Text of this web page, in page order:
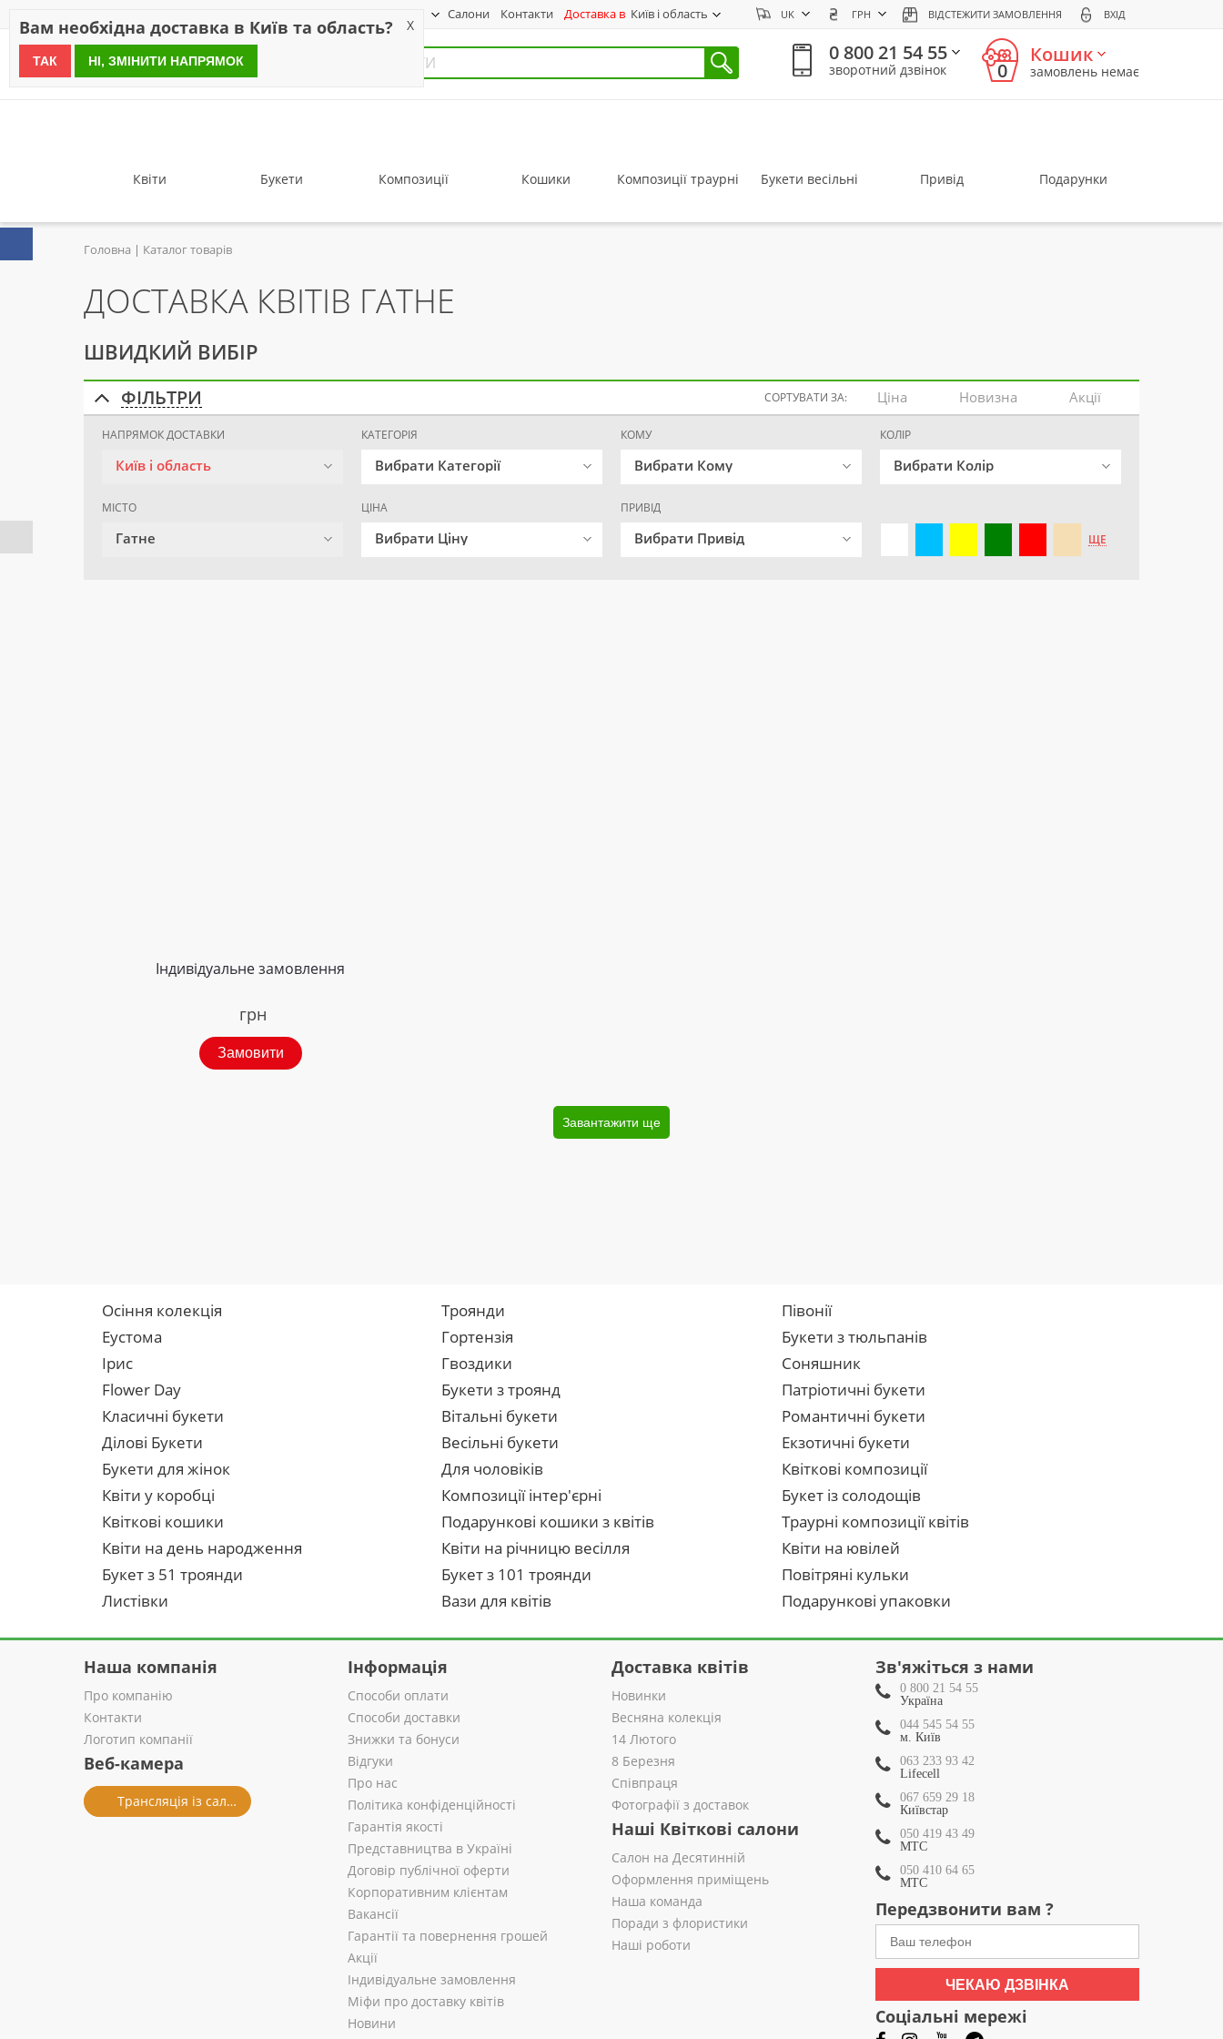
Салони Контакти Доставка в Київ і область UK ГРН ВІДСТЕЖИТИ ЗАМОВЛЕННЯ ВХІД
since 1999
0 800 21 54 55
зворотний дзвінок 0
Кошик
замовлень немає
Квіти Букети Композиції Кошики Композиції траурні Букети весільні Привід Подарунки
Головна Каталог товарів
ДОСТАВКА КВІТІВ ГАТНЕ
ШВИДКИЙ ВИБІР
ФІЛЬТРИ СОРТУВАТИ ЗА: Ціна Новизна Акції
НАПРЯМОК ДОСТАВКИ
Київ і область
КАТЕГОРІЯ
Вибрати Категорії
КОМУ
Вибрати Кому
КОЛІР
Вибрати Колір
МІСТО
Гатне
ЦІНА
Вибрати Ціну
ПРИВІД
Вибрати Привід ЩЕ
Індивідуальне замовлення
грн
Замовити
Завантажити ще
Осіння колекція Троянди
Півонії
Еустома
Гортензія
Букети з тюльпанів
Ірис
Гвоздики
Соняшник
Flower Day
Букети з троянд
Патріотичні букети
Класичні букети
Вітальні букети
Романтичні букети
Ділові Букети
Весільні букети
Екзотичні букети
Букети для жінок
Для чоловіків
Квіткові композиції
Квіти у коробці
Композиції інтер'єрні
Букет із солодощів
Квіткові кошики
Подарункові кошики з квітів
Траурні композиції квітів
Квіти на день народження
Квіти на річницю весілля
Квіти на ювілей
Букет з 51 троянди
Букет з 101 троянди
Повітряні кульки
Листівки
Вази для квітів Подарункові упаковки
Наша компанія
Про компанію
Контакти
Логотип компанії
Веб-камера
Трансляція із салону
Інформація
Способи оплати
Способи доставки
Знижки та бонуси
Відгуки
Про нас
Політика конфіденційності
Гарантія якості
Представництва в Україні
Договір публічної оферти
Корпоративним клієнтам
Вакансії
Гарантії та повернення грошей
Акції
Індивідуальне замовлення
Міфи про доставку квітів
Новини
Доставка квітів
Новинки
Весняна колекція
14 Лютого
8 Березня
Співпраця
Фотографії з доставок
Наші Квіткові салони
Салон на Десятинній
Оформлення приміщень
Наша команда
Поради з флористики
Наші роботи
Зв'яжіться з нами
0 800 21 54 55
Україна
044 545 54 55
м. Київ
063 233 93 42
Lifecell
067 659 29 18
Київстар
050 419 43 49
МТС
050 410 64 65
МТС
Передзвонити вам ?
ЧЕКАЮ ДЗВІНКА
Соціальні мережі
Вам необхідна доставка в Київ та область? X
ТАК НІ, ЗМІНИТИ НАПРЯМОК